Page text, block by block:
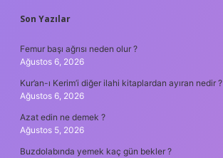
SIDEBAR
Son Yazılar
Femur başı ağrısı neden olur ?
Ağustos 6, 2026
Kur’an-ı Kerim’i diğer ilahi kitaplardan ayıran nedir ?
Ağustos 6, 2026
Azat edin ne demek ?
Ağustos 5, 2026
Buzdolabında yemek kaç gün bekler ?